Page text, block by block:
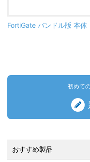
FortiGate バンドル版 本体
初めて
おすすめ製品